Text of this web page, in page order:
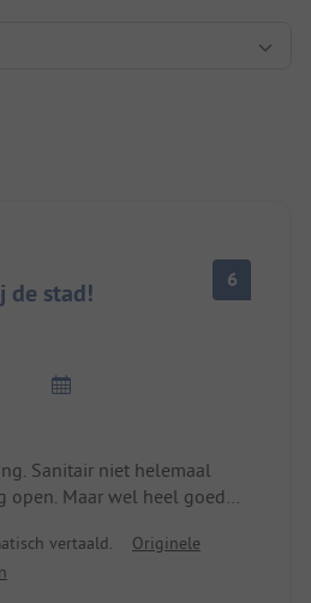
de stad! 6
Sanitair niet helemaal
open. Maar wel heel goed
waren de plaatsen
vertaald.
Originele